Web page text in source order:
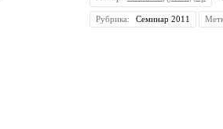
Рубрика: Семинар 2011